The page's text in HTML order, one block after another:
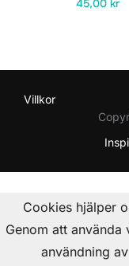
45,00 kr
Villkor
Cookies hjälper
Genom att
användning